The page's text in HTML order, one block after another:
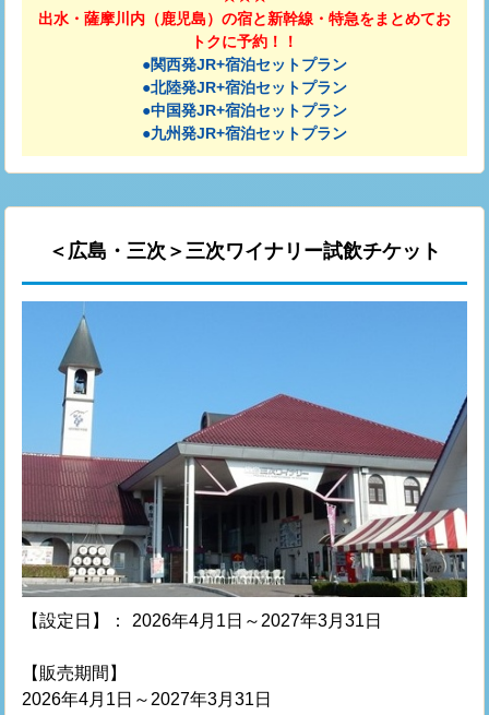
出水・薩摩川内（鹿児島）の宿と新幹線・特急をまとめてお
トクに予約！！
●関西発JR+宿泊セットプラン
●北陸発JR+宿泊セットプラン
●中国発JR+宿泊セットプラン
●九州発JR+宿泊セットプラン
＜広島・三次＞三次ワイナリー試飲チケット
【設定日】： 2026年4月1日～2027年3月31日
【販売期間】
2026年4月1日～2027年3月31日